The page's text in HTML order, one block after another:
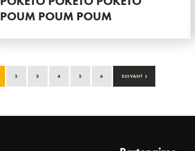
POUM POUM POUM
2 3 4 5 6 SUIVANT ›